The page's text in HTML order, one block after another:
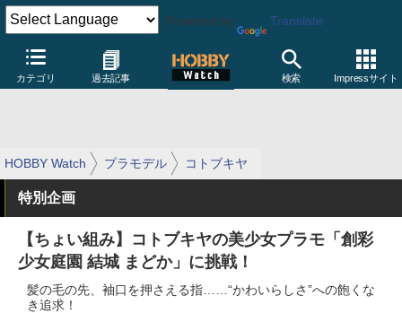
Powered by Translate
カテゴリ 過去記事 検索 Impressサイト
HOBBY Watch プラモデル コトブキヤ
特別企画
【ちょい組み】コトブキヤの美少女プラモ「創彩
少女庭園 結城 まどか」に挑戦！
髪の毛の先、袖口を押さえる指……“かわいらしさ”への飽くな
き追求！